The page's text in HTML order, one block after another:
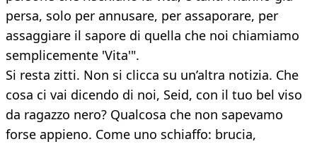
persa, solo per annusare, per assaporare, per
assaggiare il sapore di quella che noi chiamiamo
semplicemente 'Vita'".
Si resta zitti. Non si clicca su un’altra notizia. Che
cosa ci vai dicendo di noi, Seid, con il tuo bel viso
da ragazzo nero? Qualcosa che non sapevamo
forse appieno. Come uno schiaffo: brucia,